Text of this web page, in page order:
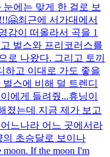
에는 맞게 한 걸로 보
최근에 서가대에서
감이 떠올라서 곡을 1
벌스와 프리코러스를
로 나왔다. 그리고 토끼
하고 이대로 가도 좋을
스에 비해 덜 트렌디
에게 들려줬...휴닝이
졌는데 지금 제가 보고
느나라 어느 곳에서라
의 초승달로 보이나
moon. If the moon I'm